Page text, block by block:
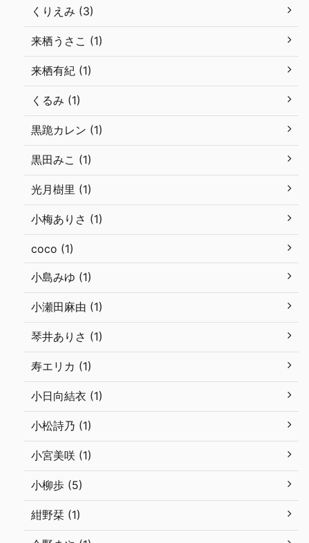
くりえみ (3)
来栖うさこ (1)
来栖有紀 (1)
くるみ (1)
黒跪カレン (1)
黒田みこ (1)
光月樹里 (1)
小梅ありさ (1)
coco (1)
小島みゆ (1)
小瀬田麻由 (1)
琴井ありさ (1)
寿エリカ (1)
小日向結衣 (1)
小松詩乃 (1)
小宮美咲 (1)
小柳歩 (5)
紺野栞 (1)